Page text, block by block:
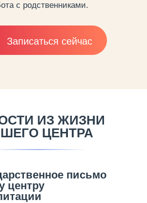
с родственниками.
Записаться сейчас
ИЗ ЖИЗНИ
ЦЕНТРА
письмо
центру